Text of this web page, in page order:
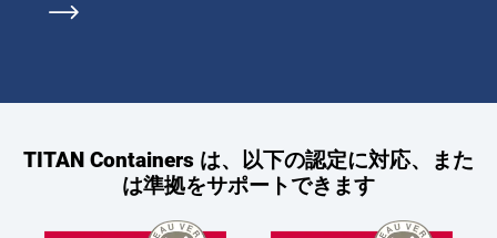
TITAN Containers は、以下の認定に対応、また
は準拠をサポートできます